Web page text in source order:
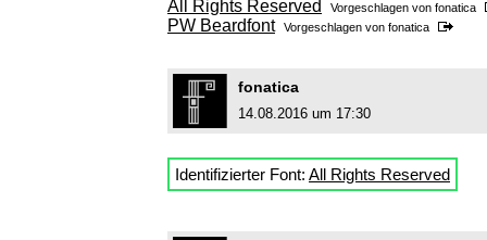
All Rights Reserved Vorgeschlagen von fonatica
PW Beardfont Vorgeschlagen von fonatica
fonatica
14.08.2016 um 17:30
Identifizierter Font: All Rights Reserved